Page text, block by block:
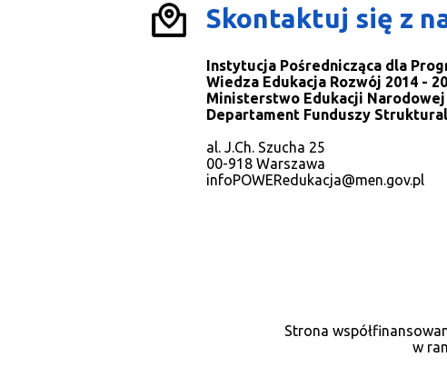
Skontaktuj się z
Instytucja Pośrednicząca dla
Wiedza Edukacja Rozwój 2014 -
Ministerstwo Edukacji Narodowej
Departament Funduszy
al. J.Ch. Szucha 25
00-918 Warszawa
infoPOWERedukacja@men.gov.pl
Strona
w